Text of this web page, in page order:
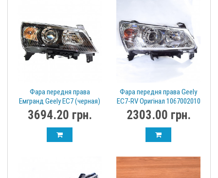
Фара передня права
Емгранд Geely EC7 (черная)
Оригинал 1067003377
3694.20 грн.
Фара передня права Geely
EC7-RV Оригінал 1067002010
2303.00 грн.